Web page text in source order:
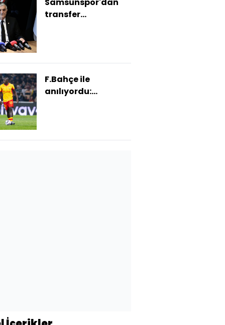
transfer
F.Bahçe ile
anılıyordu: